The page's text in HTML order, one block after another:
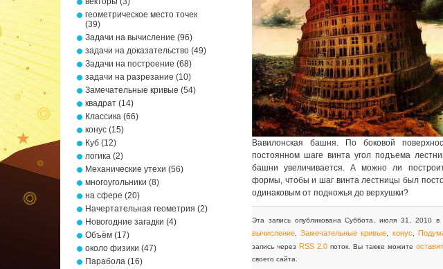
Вавилонская башня. По боковой
постоянном шаге винта угол подъема
башни увеличивается. А можно ли
формы, чтобы и шаг винта лестницы был
одинаковым от подножья до верхушки?
Эта запись опубликована Суббота, июля 31, 2010
вычисление ,Замечательные кривые конус
запись через RSS 2.0 поток. Вы также можите
своего сайта.
геометрическое место точек
(39)
Задачи на вычисление (96)
задачи на доказательство (49)
Задачи на построение (68)
задачи на разрезание (10)
Замечательные кривые (54)
квадрат (14)
Классика (66)
конус (15)
Куб (12)
логика (2)
Механические утехи (56)
многоугольники (8)
на сфере (20)
Начертательная геометрия (2)
Новогодние загадки (4)
Объём (17)
около физики (47)
Парабола (16)